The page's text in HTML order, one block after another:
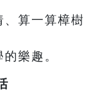
、算一算樟樹
樂趣。